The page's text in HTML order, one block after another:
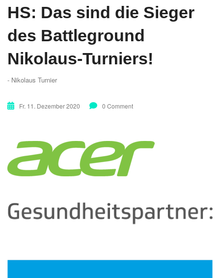
HS: Das sind die Sieger
des Battleground
Nikolaus-Turniers!
- Nikolaus Turnier
Fr. 11. Dezember 2020 0 Comment